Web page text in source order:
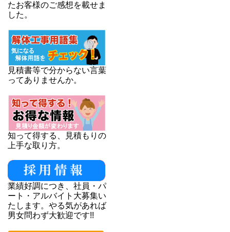
たお客様のご感想を載せま
した。
見積書等で分からない言葉
ってありませんか。
知って得する、見積もりの
上手な取り方。
業績好調につき、社員・パ
ート・アルバイト大募集い
たします。やる気があれば
男女問わず大歓迎です!!